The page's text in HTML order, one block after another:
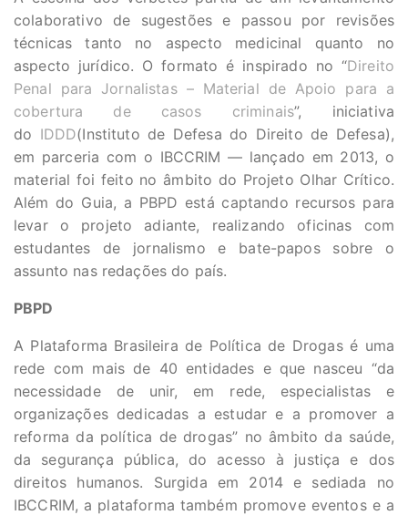
colaborativo de sugestões e passou por revisões
técnicas tanto no aspecto medicinal quanto no
aspecto jurídico. O formato é inspirado no “Direito
Penal para Jornalistas – Material de Apoio para a
cobertura de casos criminais”, iniciativa
do IDDD(Instituto de Defesa do Direito de Defesa),
em parceria com o IBCCRIM — lançado em 2013, o
material foi feito no âmbito do Projeto Olhar Crítico.
Além do Guia, a PBPD está captando recursos para
levar o projeto adiante, realizando oficinas com
estudantes de jornalismo e bate-papos sobre o
assunto nas redações do país.
PBPD
A Plataforma Brasileira de Política de Drogas é uma
rede com mais de 40 entidades e que nasceu “da
necessidade de unir, em rede, especialistas e
organizações dedicadas a estudar e a promover a
reforma da política de drogas” no âmbito da saúde,
da segurança pública, do acesso à justiça e dos
direitos humanos. Surgida em 2014 e sediada no
IBCCRIM, a plataforma também promove eventos e a